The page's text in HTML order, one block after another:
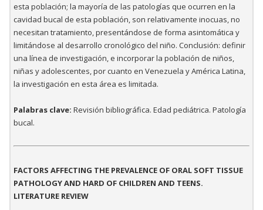
esta población; la mayoría de las patologías que ocurren en la
cavidad bucal de esta población, son relativamente inocuas, no
necesitan tratamiento, presentándose de forma asintomática y
limitándose al desarrollo cronológico del niño. Conclusión: definir
una línea de investigación, e incorporar la población de niños,
niñas y adolescentes, por cuanto en Venezuela y América Latina,
la investigación en esta área es limitada.
Palabras clave: Revisión bibliográfica. Edad pediátrica. Patología
bucal.
FACTORS AFFECTING THE PREVALENCE OF ORAL SOFT TISSUE
PATHOLOGY AND HARD OF CHILDREN AND TEENS.
LITERATURE REVIEW